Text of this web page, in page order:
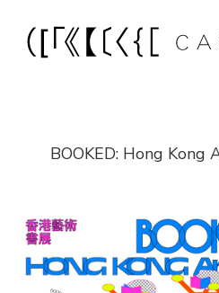
BOOKED: Hong Kong